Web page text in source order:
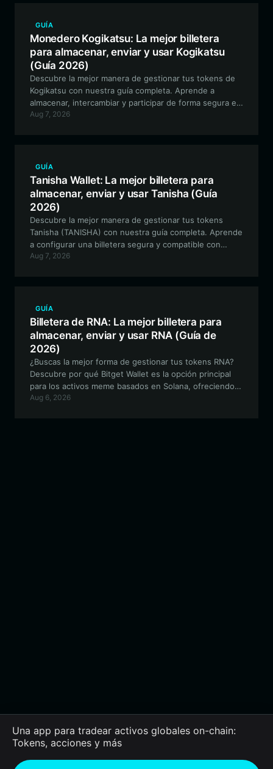
GUÍA
Monedero Kogikatsu: La mejor billetera
para almacenar, enviar y usar Kogikatsu
(Guía 2026)
Descubre la mejor manera de gestionar tus tokens de
Kogikatsu con nuestra guía completa. Aprende a
almacenar, intercambiar y participar de forma segura en
el ecosistema de Kogikatsu utilizando Bitget Wallet.
Aug 7, 2026
GUÍA
Tanisha Wallet: La mejor billetera para
almacenar, enviar y usar Tanisha (Guía
2026)
Descubre la mejor manera de gestionar tus tokens
Tanisha (TANISHA) con nuestra guía completa. Aprende
a configurar una billetera segura y compatible con
Solana, y aprovecha todo el potencial de esta
Aug 7, 2026
GUÍA
Billetera de RNA: La mejor billetera para
almacenar, enviar y usar RNA (Guía de
2026)
¿Buscas la mejor forma de gestionar tus tokens RNA?
Descubre por qué Bitget Wallet es la opción principal
para los activos meme basados en Solana, ofreciendo
trading fluido, gobernanza comunitaria y una seguridad
Aug 6, 2026
Una app para tradear activos globales on-chain:
Tokens, acciones y más